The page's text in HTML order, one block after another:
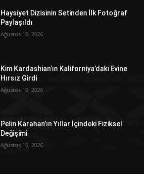
Haysiyet Dizisinin Setinden İlk Fotoğraf
Paylaşıldı
Ağustos 10, 2026
Kim Kardashian’ın Kaliforniya’daki Evine
Hırsız Girdi
Ağustos 10, 2026
Pelin Karahan’ın Yıllar İçindeki Fiziksel
Değişimi
Ağustos 10, 2026